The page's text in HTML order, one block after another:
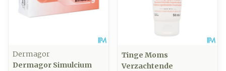
Dermagor
Dermagor Simulcium
Tinge Moms
Verzachtende